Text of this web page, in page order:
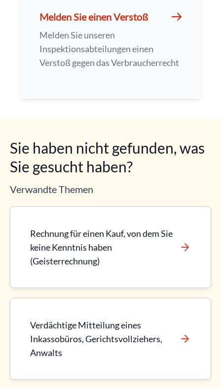
Melden Sie einen Verstoß
Melden Sie unseren
Inspektionsabteilungen einen
Verstoß gegen das Verbraucherrecht
Sie haben nicht gefunden, was
Sie gesucht haben?
Verwandte Themen
Rechnung für einen Kauf, von dem Sie
keine Kenntnis haben
(Geisterrechnung)
Verdächtige Mitteilung eines
Inkassobüros, Gerichtsvollziehers,
Anwalts